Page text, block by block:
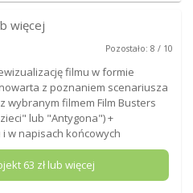
więcej
Pozostało: 8 / 10
filmu w formie
z poznaniem scenariusza
wybranym filmem Film Busters
lub "Antygona") +
w napisach końcowych
63 zł lub więcej